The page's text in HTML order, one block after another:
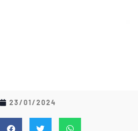
23/01/2024